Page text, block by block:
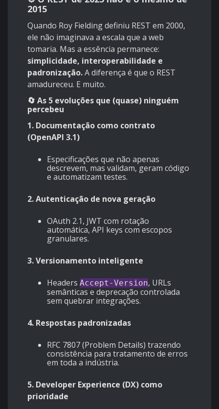
2015
Quando Roy Fielding definiu REST em 2000,
ele não imaginava a escala que a web
tomaria. Mas a essência permanece:
simplicidade, interoperabilidade e
padronização.A diferença é que o REST
amadureceu. E muito.
🔄 As 5 evoluções que (quase) ninguém
percebeu
1. Documentação como contrato
(OpenAPI 3.1)
Especificações que não apenas
descrevem, mas validam, geram código
e automatizam testes.
2. Autenticação de nova geração
OAuth 2.1, JWT com rotação
automática, API keys com escopos
granulares.
3. Versionamento inteligente
Headers Accept-Version, URLs
semânticas e deprecação controlada
sem quebrar integrações.
4. Respostas padronizadas
RFC 7807 (Problem Details) trazendo
consistência para tratamento de erros
em toda a indústria.
5. Developer Experience (DX) como
prioridade